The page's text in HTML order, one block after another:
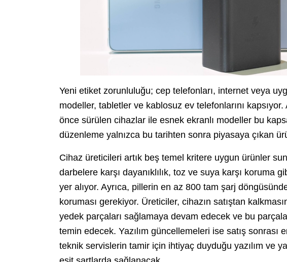
Yeni etiket zorunluluğu; cep telefonları, internet veya
modeller, tabletler ve kablosuz ev telefonlarını
önce sürülen cihazlar ile esnek ekranlı modeller bu
düzenleme yalnızca bu tarihten sonra piyasaya çıkan
Cihaz üreticileri artık beş temel kritere uygun ürünler
darbelere karşı dayanıklılık, toz ve suya karşı koruma
yer alıyor. Ayrıca, pillerin en az 800 tam şarj
koruması gerekiyor. Üreticiler, cihazın satıştan
yedek parçaları sağlamaya devam edecek ve bu
temin edecek. Yazılım güncellemeleri ise satış sonrası
teknik servislerin tamir için ihtiyaç duyduğu yazılım ve